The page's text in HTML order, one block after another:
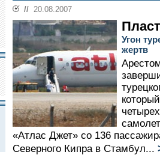
// 20.08.2007
Угон
жертв
«Атлас Джет» со 136
Северного Кипра в Стамбул...